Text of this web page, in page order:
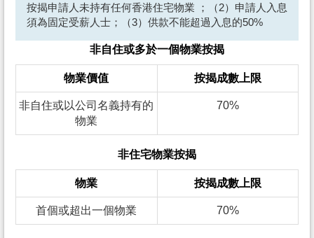
按揭申請人未持有任何香港住宅物業 ；（2）申請人入息
須為固定受薪人士；（3）供款不能超過入息的50%
非自住或多於一個物業按揭
物業價值 按揭成數上限
非自住或以公司名義持有的
物業
70%
非住宅物業按揭
物業 按揭成數上限
首個或超出一個物業 70%